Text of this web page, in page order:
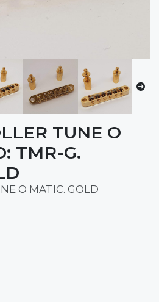
TUNE O
TMR-G.
O MATIC. GOLD